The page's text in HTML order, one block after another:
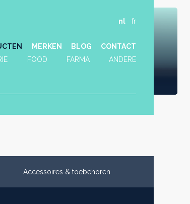
nl fr
MERKEN BLOG
CONTACT
FOOD FARMA ANDERE
Accessoires & toebehoren